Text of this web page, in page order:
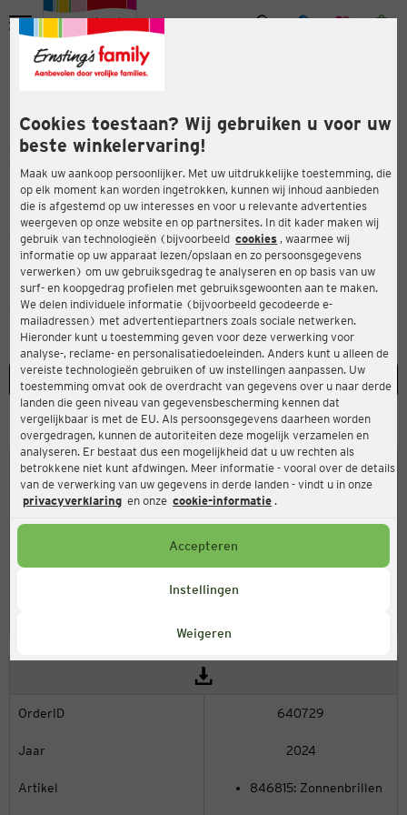
Cookies toestaan? Wij gebruiken u voor uw
beste winkelervaring!
Maak uw aankoop persoonlijker. Met uw uitdrukkelijke toestemming, die
op elk moment kan worden ingetrokken, kunnen wij inhoud aanbieden
die is afgestemd op uw interesses en voor u relevante advertenties
weergeven op onze website en op partnersites. In dit kader maken wij
gebruik van technologieën (bijvoorbeeld cookies , waarmee wij
informatie op uw apparaat lezen/opslaan en zo persoonsgegevens
verwerken) om uw gebruiksgedrag te analyseren en op basis van uw
surf- en koopgedrag profielen met gebruiksgewoonten aan te maken.
We delen individuele informatie (bijvoorbeeld gecodeerde e-
mailadressen) met advertentiepartners zoals sociale netwerken.
Hieronder kunt u toestemming geven voor deze verwerking voor
analyse-, reclame- en personalisatiedoeleinden. Anders kunt u alleen de
vereiste technologieën gebruiken of uw instellingen aanpassen. Uw
toestemming omvat ook de overdracht van gegevens over u naar derde
landen die geen niveau van gegevensbescherming kennen dat
vergelijkbaar is met de EU. Als persoonsgegevens daarheen worden
overgedragen, kunnen de autoriteiten deze mogelijk verzamelen en
analyseren. Er bestaat dus een mogelijkheid dat u uw rechten als
betrokkene niet kunt afdwingen. Meer informatie - vooral over de details
van de verwerking van uw gegevens in derde landen - vindt u in onze
privacyverklaring en onze cookie-informatie .
Accepteren
Instellingen
Weigeren
Onlinewinkel Onderneming Carrière
Verantwoordelijkheid
Menu
Conformiteitsverklaringen
Op deze pagina kunt u de conformiteitsverklaringen bekijken
(PBM) in overeenstemming met Verordening 2016/425/EU.
De conformiteitsverklaringen worden opgeslagen onder het 6-
cijferige bestel- of aantal.
Beide aantallen zijn te vinden op de betreffende artikelen,
bijvoorbeeld op het prijsetiket onder de streepjescode, op het
onderhoudsetiket, aan de binnenkant van de brillenglazen of op
bijgevoegde informatie van de fabrikant.
640729
2024
846815: Zonnenbrillen